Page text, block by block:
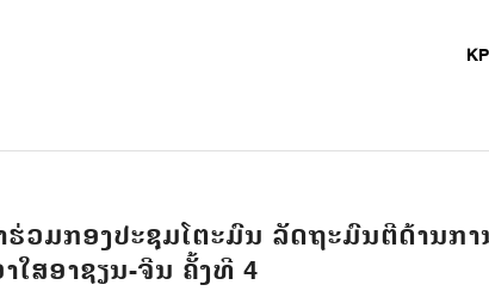
ວມກອງປະຊຸມໂຕະມົນ ລັດຖະມົນຕີດ້ານກາ
ໃສອາຊຽນ-ຈີນ ຄັ້ງທີ 4